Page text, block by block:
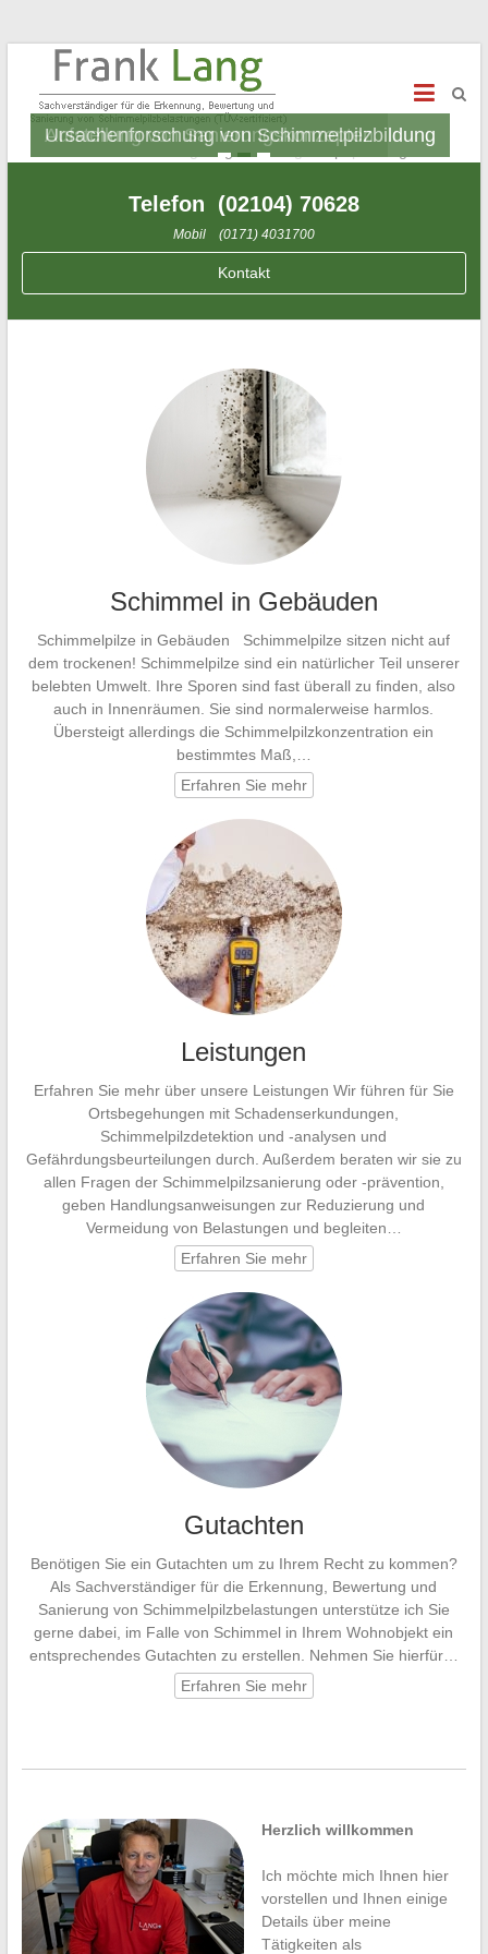
Schimmelexperte Frank Lang
Sachverständiger für Schimmelpilzbelastungen
Ursachenforschung von Schimmelpilzbildung
Aufstellung von Sanierungskonzepten
1 2 3
Telefon (02104) 70628
Mobil (0171) 4031700
Kontakt
Schimmel in Gebäuden
Schimmelpilze in Gebäuden Schimmelpilze sitzen nicht auf
dem trockenen! Schimmelpilze sind ein natürlicher Teil unserer
belebten Umwelt. Ihre Sporen sind fast überall zu finden, also
auch in Innenräumen. Sie sind normalerweise harmlos.
Übersteigt allerdings die Schimmelpilzkonzentration ein
bestimmtes Maß,…
Erfahren Sie mehr
Leistungen
Erfahren Sie mehr über unsere Leistungen Wir führen für Sie
Ortsbegehungen mit Schadenserkundungen,
Schimmelpilzdetektion und -analysen und
Gefährdungsbeurteilungen durch. Außerdem beraten wir sie zu
allen Fragen der Schimmelpilzsanierung oder -prävention,
geben Handlungsanweisungen zur Reduzierung und
Vermeidung von Belastungen und begleiten…
Erfahren Sie mehr
Gutachten
Benötigen Sie ein Gutachten um zu Ihrem Recht zu kommen?
Als Sachverständiger für die Erkennung, Bewertung und
Sanierung von Schimmelpilzbelastungen unterstütze ich Sie
gerne dabei, im Falle von Schimmel in Ihrem Wohnobjekt ein
entsprechendes Gutachten zu erstellen. Nehmen Sie hierfür…
Erfahren Sie mehr
Herzlich willkommen
Ich möchte mich Ihnen hier
vorstellen und Ihnen einige
Details über meine
Tätigkeiten als